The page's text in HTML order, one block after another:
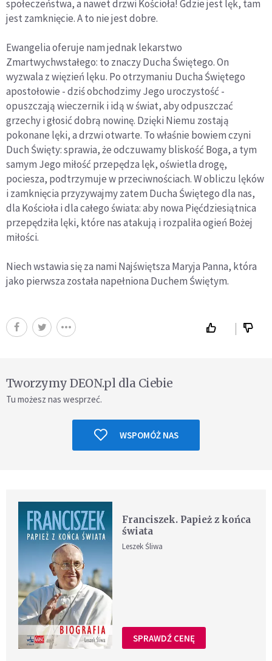
społeczeństwa, a nawet drzwi Kościoła! Gdzie jest lęk, tam
jest zamknięcie. A to nie jest dobre.
Ewangelia oferuje nam jednak lekarstwo
Zmartwychwstałego: to znaczy Ducha Świętego. On
wyzwala z więzień lęku. Po otrzymaniu Ducha Świętego
apostołowie - dziś obchodzimy Jego uroczystość -
opuszczają wieczernik i idą w świat, aby odpuszczać
grzechy i głosić dobrą nowinę. Dzięki Niemu zostają
pokonane lęki, a drzwi otwarte. To właśnie bowiem czyni
Duch Święty: sprawia, że odczuwamy bliskość Boga, a tym
samym Jego miłość przepędza lęk, oświetla drogę,
pociesza, podtrzymuje w przeciwnościach. W obliczu lęków
i zamknięcia przyzywajmy zatem Ducha Świętego dla nas,
dla Kościoła i dla całego świata: aby nowa Pięćdziesiątnica
przepędziła lęki, które nas atakują i rozpaliła ogień Bożej
miłości.
Niech wstawia się za nami Najświętsza Maryja Panna, która
jako pierwsza została napełniona Duchem Świętym.
Tworzymy DEON.pl dla Ciebie
Tu możesz nas wesprzeć.
WSPOMÓŻ NAS
Franciszek. Papież z końca
świata
Leszek Śliwa
SPRAWDŹ CENĘ